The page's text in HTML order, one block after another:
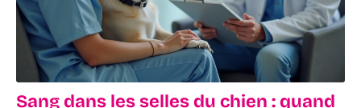
28 mai 2026
Sang dans les selles du chien : quand